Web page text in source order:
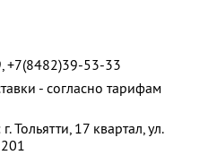
+7(8482)39-53-33
- согласно тарифам
Тольятти, 17 квартал, ул.